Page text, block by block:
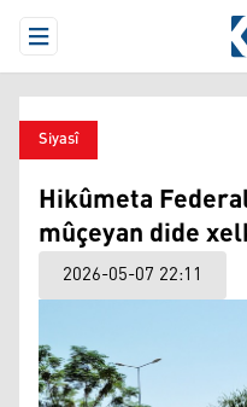
Open Menu
Siyasî
Hikûmeta
mûçeyan dide
2026-05-07 22:11